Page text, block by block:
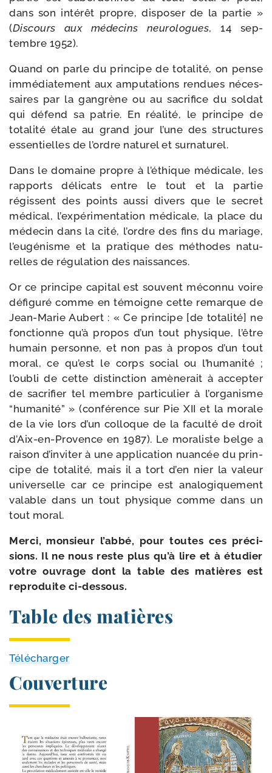
dans son inté­rêt propre, dis­po­ser de la par­tie »
(Discours aux méde­cins neu­ro­logues, 14 sep­
tembre 1952).
Quand on parle du prin­cipe de tota­li­té, on pense
immé­dia­te­ment aux ampu­ta­tions ren­dues néces­
saires par la gan­grène ou au sacri­fice du sol­dat
qui défend sa patrie. En réa­li­té, le prin­cipe de
tota­li­té étale au grand jour l’une des struc­tures
essen­tielles de l’ordre natu­rel et surnaturel.
Dans le domaine propre à l’éthique médi­cale, les
rap­ports déli­cats entre le tout et la par­tie
régissent des points aus­si divers que le secret
médi­cal, l’expérimentation médi­cale, la place du
méde­cin dans la cité, l’ordre des fins du mariage,
l’eugénisme et la pra­tique des méthodes natu­
relles de régu­la­tion des naissances.
Or ce prin­cipe capi­tal est sou­vent mécon­nu voire
défi­gu­ré comme en témoigne cette remarque de
Jean-​Marie Aubert : « Ce prin­cipe [de tota­li­té] ne
fonc­tionne qu’à pro­pos d’un tout phy­sique, l’être
humain per­sonne, et non pas à pro­pos d’un tout
moral, ce qu’est le corps social ou l’humanité ;
l’oubli de cette dis­tinc­tion amè­ne­rait à accep­ter
de sacri­fier tel membre par­ti­cu­lier à l’organisme
“huma­ni­té” » (confé­rence sur Pie XII et la morale
de la vie lors d’un col­loque de la facul­té de droit
d’Aix-en-Provence en 1987). Le mora­liste belge a
rai­son d’inviter à une appli­ca­tion nuan­cée du prin­
cipe de tota­li­té, mais il a tort d’en nier la valeur
uni­ver­selle car ce prin­cipe est ana­lo­gi­que­ment
valable dans un tout phy­sique comme dans un
tout moral.
Merci, mon­sieur l’abbé, pour toutes ces pré­ci­
sions. Il ne nous reste plus qu’à lire et à étu­dier
votre ouvrage dont la table des matières est
repro­duite ci-dessous.
Table des matières
Télécharger
Couverture